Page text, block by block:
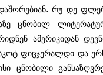
რუ დე
ცნობილ
ამერიკიდან
ფიცჯერალდი და
ცნობილი